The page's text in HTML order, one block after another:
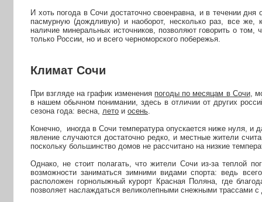
И хоть погода в Сочи достаточно своенравна, и в течении
пасмурную (дождливую) и наоборот, несколько раз, все же,
наличие минеральных источников, позволяют говорить о том,
только России, но и всего черноморского побережья.
Климат Сочи
При взгляде на график изменения погоды по месяцам в Сочи,
в нашем обычном понимании, здесь в отличии от других
сезона года: весна, лето и осень
Конечно, иногда в Сочи температура опускается ниже нуля, и
явление случаются достаточно редко, и местные жители
поскольку большинство домов не рассчитано на низкие
Однако, не стоит полагать, что жители Сочи из-за теплой
возможности заниматься зимними видами спорта: ведь
расположен горнолыжный курорт Красная Поляна, где
позволяет наслаждаться великолепными снежными трассами